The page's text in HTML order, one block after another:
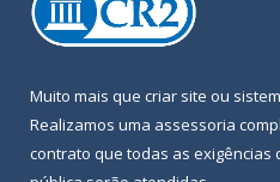
Muito mais que criar site ou
Realizamos uma assessoria
contrato que todas as exigências